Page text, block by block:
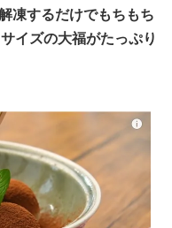
凍するだけでもちもち
イズの大福がたっぷり